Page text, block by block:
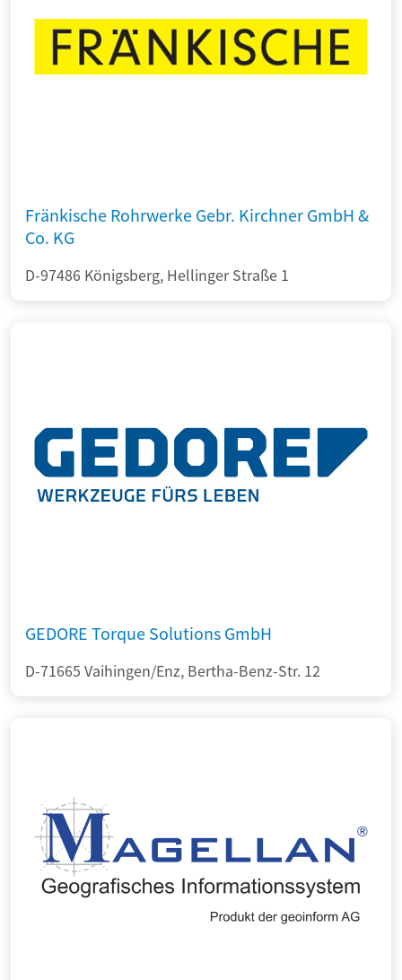
Fränkische Rohrwerke Gebr. Kirchner GmbH &
Co. KG
D-97486 Königsberg, Hellinger Straße 1
GEDORE Torque Solutions GmbH
D-71665 Vaihingen/Enz, Bertha-Benz-Str. 12